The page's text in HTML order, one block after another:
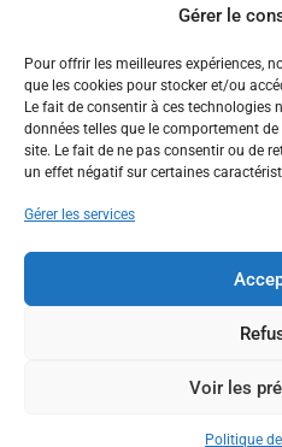
Gérer le
Pour offrir les meilleures expériences,
que les cookies pour stocker et/ou
Le fait de consentir à ces technologies
données telles que le comportement
site. Le fait de ne pas consentir ou de
un effet négatif sur certaines
Gérer les services
Voir les
Politique
Politique
Mentions